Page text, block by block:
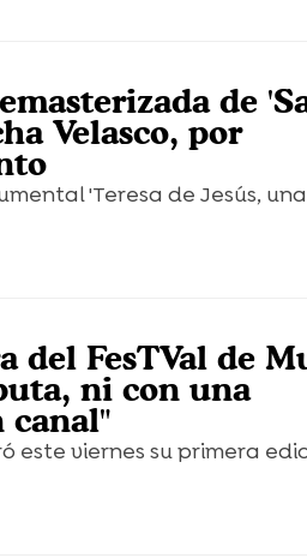
de
Velasco, por
'Teresa de Jesús,
del FesTVal de
ni con una
canal"
este viernes su primera